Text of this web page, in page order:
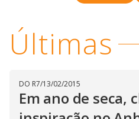
Últimas
DO R7/13/02/2015
Em ano de seca,